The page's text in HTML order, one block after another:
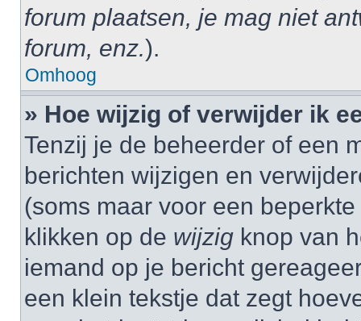
forum plaatsen, je mag niet
forum, enz.).
Omhoog
» Hoe wijzig of verwijder ik
Tenzij je de beheerder of een
berichten wijzigen en
(soms maar voor een
klikken op de wijzig knop van
iemand op je bericht
een klein tekstje dat zegt